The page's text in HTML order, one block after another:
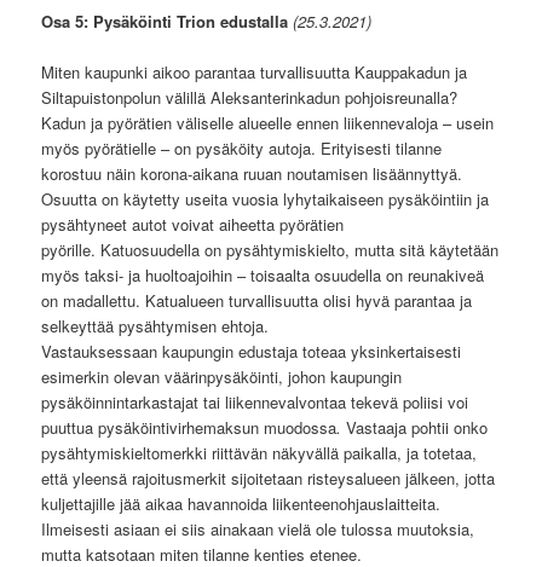
Osa 5: Pysäköinti Trion edustalla(25.3.2021)
Miten kaupunki aikoo parantaa turvallisuutta Kauppakadun ja
Siltapuistonpolun välillä Aleksanterinkadun pohjoisreunalla?
Kadun ja pyörätien väliselle alueelle ennen liikennevaloja – usein
myös pyörätielle – on pysäköity autoja. Erityisesti tilanne
korostuu näin korona-aikana ruuan noutamisen lisäännyttyä.
Osuutta on käytetty useita vuosia lyhytaikaiseen pysäköintiin ja
pysähtyneet autot voivat aiheetta pyörätien
pyörille. Katuosuudella on pysähtymiskielto, mutta sitä käytetään
myös taksi- ja huoltoajoihin – toisaalta osuudella on reunakiveä
on madallettu. Katualueen turvallisuutta olisi hyvä parantaa ja
selkeyttää pysähtymisen ehtoja.
Vastauksessaan kaupungin edustaja toteaa yksinkertaisesti
esimerkin olevan väärinpysäköinti, johon kaupungin
pysäköinnintarkastajat tai liikennevalvontaa tekevä poliisi voi
puuttua pysäköintivirhemaksun muodossa.Vastaaja pohtii onko
pysähtymiskieltomerkki riittävän näkyvällä paikalla, ja totetaa,
että yleensä rajoitusmerkit sijoitetaan risteysalueen jälkeen, jotta
kuljettajille jää aikaa havannoida liikenteenohjauslaitteita.
Ilmeisesti asiaan ei siis ainakaan vielä ole tulossa muutoksia,
mutta katsotaan miten tilanne kenties etenee.